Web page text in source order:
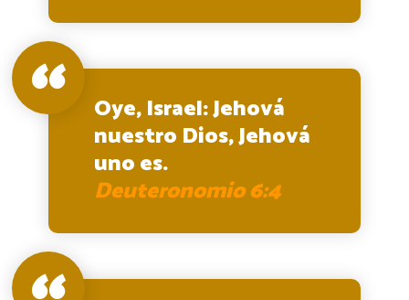
Oye, Israel: Jehová
nuestro Dios, Jehová
uno es.
Deuteronomio 6:4